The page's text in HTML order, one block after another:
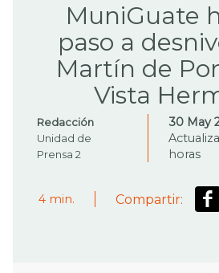
MuniGuate
paso a
Martín de
Vista
Redacción
Unidad de
Prensa 2
30 May
horas
4 min. Compartir: